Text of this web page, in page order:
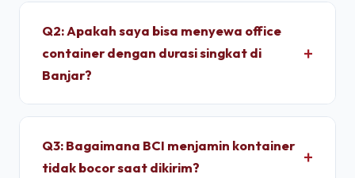
setelah proses administrasi selesai. Unit
dimobilisasi menggunakan armada truk trailer
langsung dari depo terpusat kami.
Q2: Apakah saya bisa menyewa office
container dengan durasi singkat di
Banjar?
Ya, kami melayani penyewaan bulanan dengan
progresif yang lebih ekonomis jika Anda
Q3: Bagaimana BCI menjamin kontainer
tidak bocor saat dikirim?